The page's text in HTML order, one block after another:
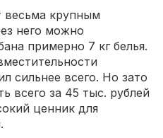
весьма крупным
него можно
примерно 7 кг белья.
сильнее всего. Но зато
всего за 45 тыс. рублей
ценник для